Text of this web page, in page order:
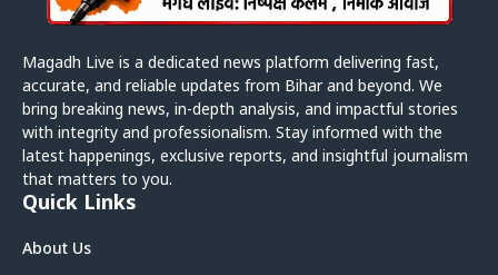
Magadh Live is a dedicated news platform delivering fast,
accurate, and reliable updates from Bihar and beyond. We
bring breaking news, in-depth analysis, and impactful stories
with integrity and professionalism. Stay informed with the
latest happenings, exclusive reports, and insightful journalism
that matters to you.
Quick Links
About Us